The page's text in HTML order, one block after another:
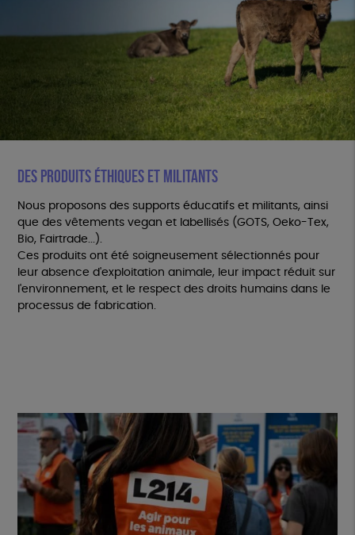
DES PRODUITS ÉTHIQUES ET MILITANTS
Nous proposons des supports éducatifs et militants, ainsi
que des vêtements vegan et labellisés (GOTS, Oeko-Tex,
Bio, Fairtrade...).
Ces produits ont été soigneusement sélectionnés pour
leur absence d'exploitation animale, leur impact réduit sur
l'environnement, et le respect des droits humains dans le
processus de fabrication.